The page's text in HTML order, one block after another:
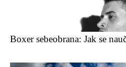
Boxer sebeobrana: Jak se